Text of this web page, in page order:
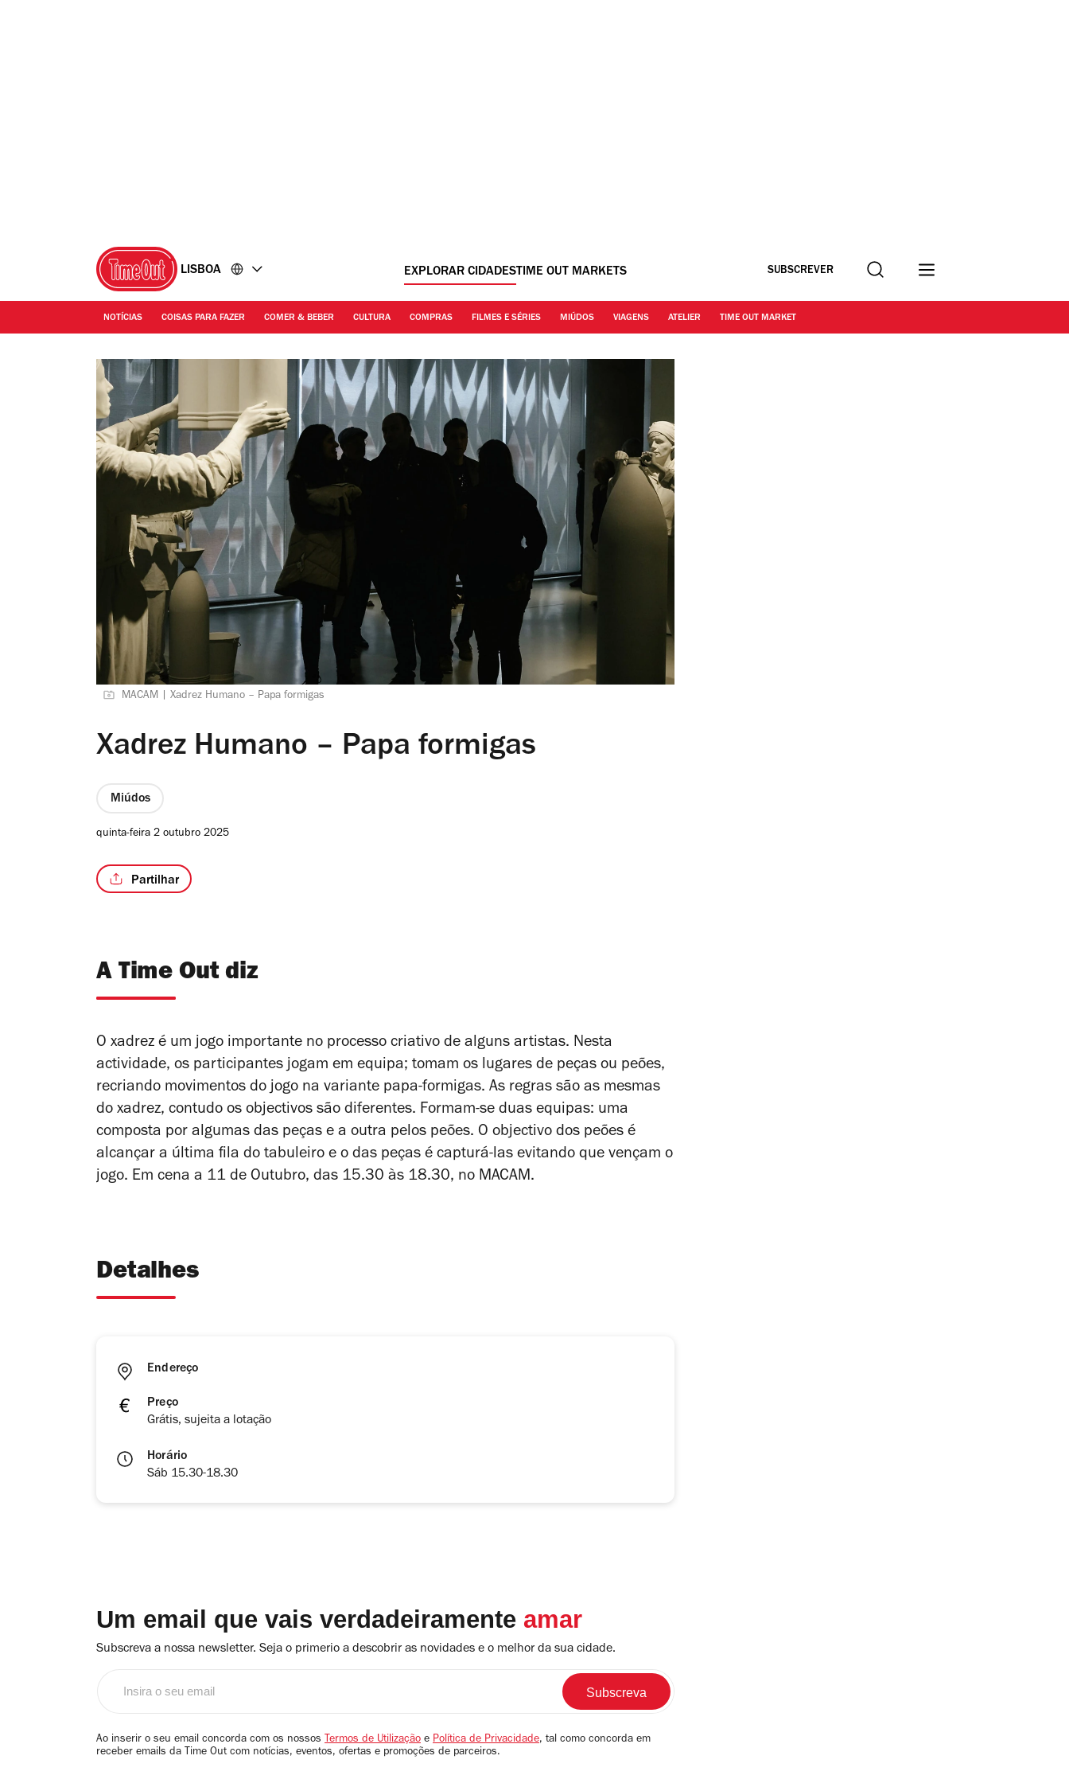
LISBOA EXPLORAR CIDADESTIME OUT MARKETS SUBSCREVER Procurar
NOTÍCIAS COISAS PARA FAZER COMER & BEBER CULTURA COMPRAS FILMES E SÉRIES MIÚDOS VIAGENS ATELIER TIME OUT MARKET
MACAM | Xadrez Humano – Papa formigas
Xadrez Humano – Papa formigas
Miúdos
quinta-feira 2 outubro 2025
Partilhar
A Time Out diz
O xadrez é um jogo importante no processo criativo de alguns artistas. Nesta
actividade, os participantes jogam em equipa; tomam os lugares de peças ou peões,
recriando movimentos do jogo na variante papa-formigas. As regras são as mesmas
do xadrez, contudo os objectivos são diferentes. Formam-se duas equipas: uma
composta por algumas das peças e a outra pelos peões. O objectivo dos peões é
alcançar a última fila do tabuleiro e o das peças é capturá-las evitando que vençam o
jogo. Em cena a 11 de Outubro, das 15.30 às 18.30, no MACAM.
Detalhes
Endereço
Preço
Grátis, sujeita a lotação
Horário
Sáb 15.30-18.30
Um email que vais verdadeiramente amar
Subscreva a nossa newsletter. Seja o primerio a descobrir as novidades e o melhor da sua cidade.
email
Ao inserir o seu email concorda com os nossos Termos de Utilização e Política de Privacidade, tal como concorda em
receber emails da Time Out com notícias, eventos, ofertas e promoções de parceiros.